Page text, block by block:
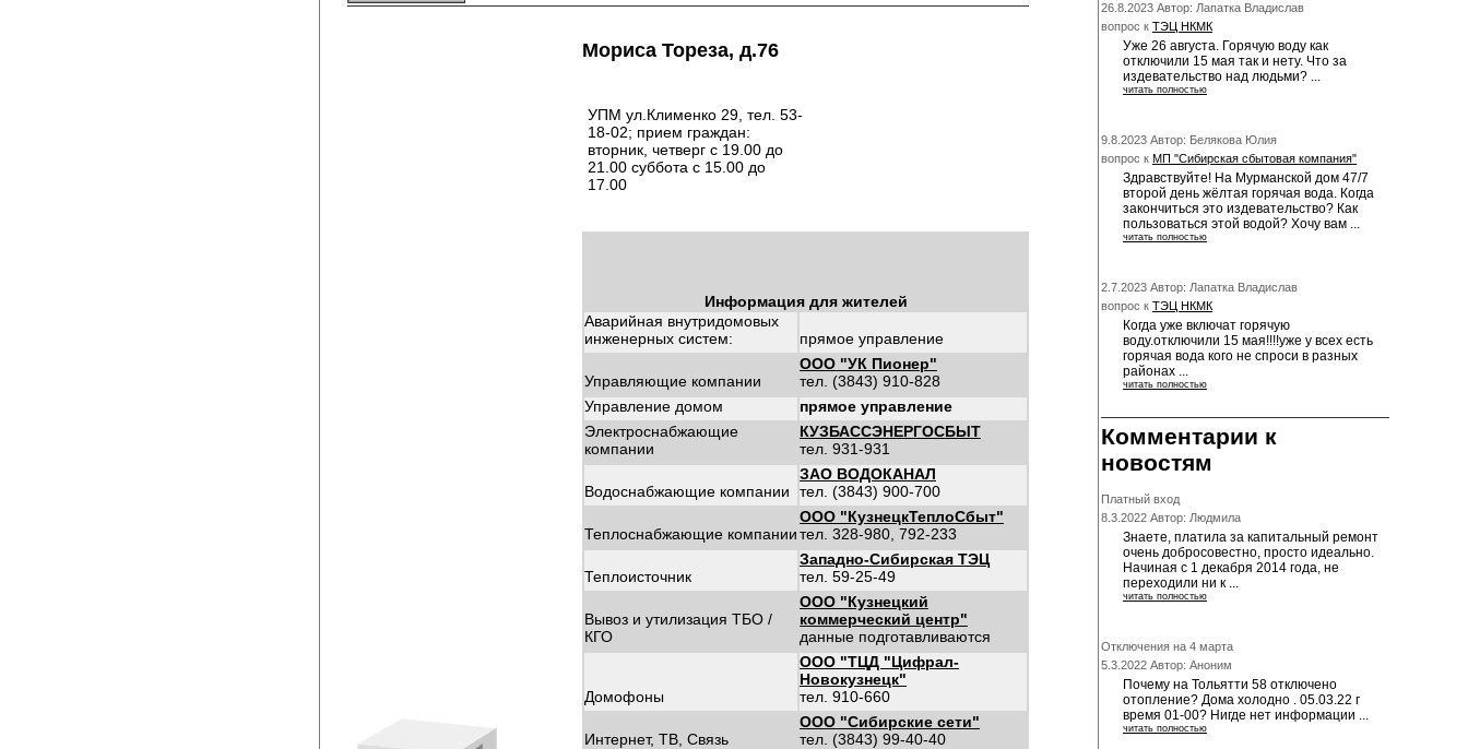
Мориса Тореза, д.76
УПМ ул.Клименко 29, тел. 53-
18-02; прием граждан:
вторник, четверг с 19.00 до
21.00 суббота с 15.00 до
17.00
Информация для жителей
Аварийная внутридомовых
инженерных систем:
прямое управление
Управляющие компании
ООО "УК Пионер"
тел. (3843) 910-828
Управление домом
прямое управление
Электроснабжающие
компании
КУЗБАССЭНЕРГОСБЫТ
тел. 931-931
Водоснабжающие компании
ЗАО ВОДОКАНАЛ
тел. (3843) 900-700
Теплоснабжающие компании
ООО "КузнецкТеплоСбыт"
тел. 328-980, 792-233
Теплоисточник
Западно-Сибирская ТЭЦ
тел. 59-25-49
Вывоз и утилизация ТБО /
КГО
ООО "Кузнецкий
коммерческий центр"
данные подготавливаются
Домофоны
ООО "ТЦД "Цифрал-
Новокузнецк"
тел. 910-660
Интернет, ТВ, Связь
ООО "Сибирские сети"
тел. (3843) 99-40-40
26.8.2023 Автор: Лапатка Владислав
вопрос к ТЭЦ НКМК
Уже 26 августа. Горячую воду как
отключили 15 мая так и нету. Что за
издевательство над людьми? ...
читать полностью
9.8.2023 Автор: Белякова Юлия
вопрос к МП "Сибирская сбытовая компания"
Здравствуйте! На Мурманской дом 47/7
второй день жёлтая горячая вода. Когда
закончиться это издевательство? Как
пользоваться этой водой? Хочу вам ...
читать полностью
2.7.2023 Автор: Лапатка Владислав
вопрос к ТЭЦ НКМК
Когда уже включат горячую
воду.отключили 15 мая!!!!уже у всех есть
горячая вода кого не спроси в разных
районах ...
читать полностью
Комментарии к
новостям
Платный вход
8.3.2022 Автор: Людмила
Знаете, платила за капитальный ремонт
очень добросовестно, просто идеально.
Начиная с 1 декабря 2014 года, не
переходили ни к ...
читать полностью
Отключения на 4 марта
5.3.2022 Автор: Аноним
Почему на Тольятти 58 отключено
отопление? Дома холодно . 05.03.22 г
время 01-00? Нигде нет информации ...
читать полностью